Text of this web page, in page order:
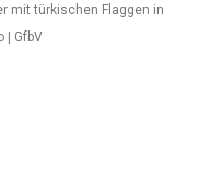
mit türkischen Flaggen in
| GfbV